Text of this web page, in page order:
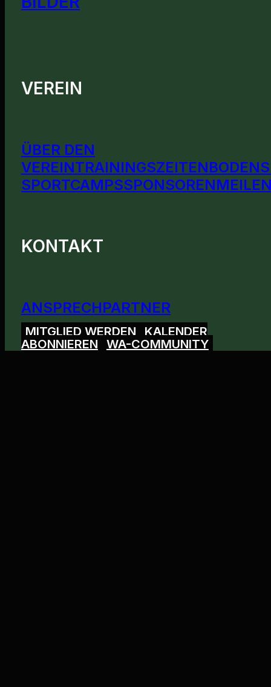
VEREIN
ÜBER DEN
VEREINTRAININGSZEITEN
SPORTCAMPSSPONSOREN
KONTAKT
ANSPRECHPARTNER
MITGLIED WERDEN
KALENDER
ABONNIEREN
WA-COMMUNITY